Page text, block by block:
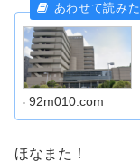
92m010.com
ほなまた！